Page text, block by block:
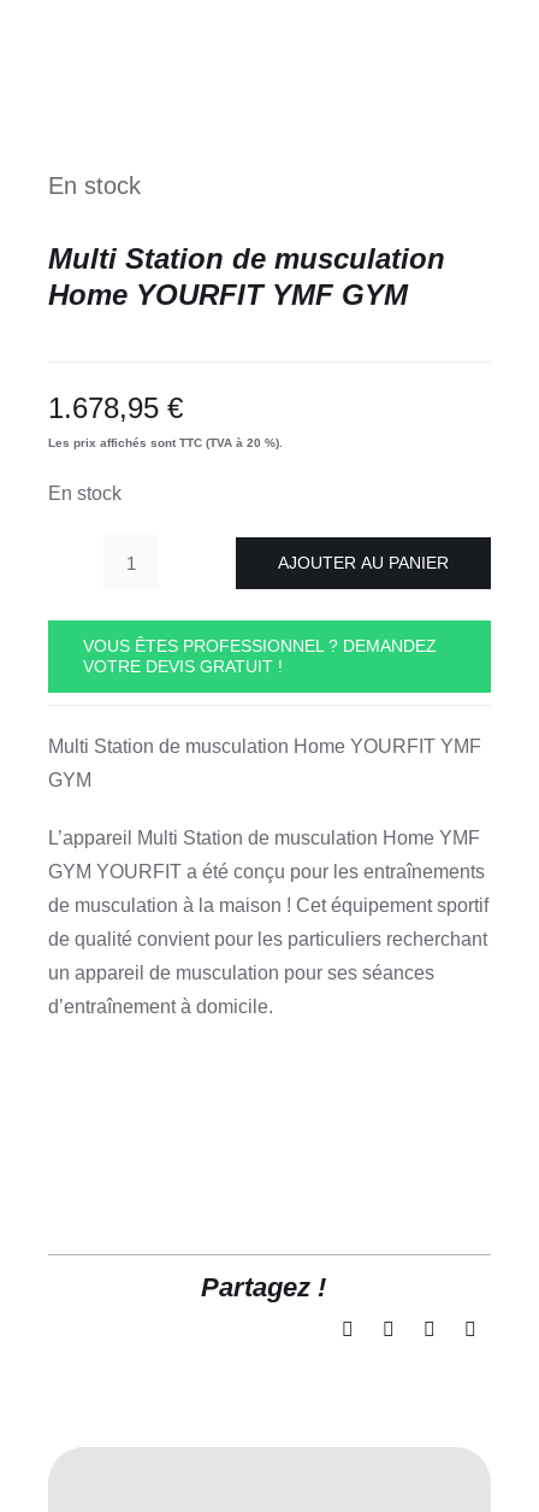
En stock
Multi Station de musculation
Home YOURFIT YMF GYM
1.678,95 €
Les prix affichés sont TTC (TVA à 20 %).
En stock
quantité
Multi
Station
YMF
AJOUTER AU PANIER
VOUS ÊTES PROFESSIONNEL ? DEMANDEZ
VOTRE DEVIS GRATUIT !
Multi Station de musculation Home YOURFIT YMF
GYM
L’appareil Multi Station de musculation Home YMF
GYM YOURFIT a été conçu pour les entraînements
de musculation à la maison ! Cet équipement sportif
de qualité convient pour les particuliers recherchant
un appareil de musculation pour ses séances
d’entraînement à domicile.
Partagez !